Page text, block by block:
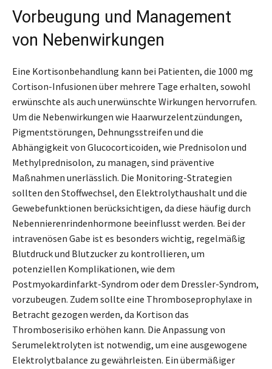
Vorbeugung und Management
von Nebenwirkungen
Eine Kortisonbehandlung kann bei Patienten, die 1000 mg
Cortison-Infusionen über mehrere Tage erhalten, sowohl
erwünschte als auch unerwünschte Wirkungen hervorrufen.
Um die Nebenwirkungen wie Haarwurzelentzündungen,
Pigmentstörungen, Dehnungsstreifen und die
Abhängigkeit von Glucocorticoiden, wie Prednisolon und
Methylprednisolon, zu managen, sind präventive
Maßnahmen unerlässlich. Die Monitoring-Strategien
sollten den Stoffwechsel, den Elektrolythaushalt und die
Gewebefunktionen berücksichtigen, da diese häufig durch
Nebennierenrindenhormone beeinflusst werden. Bei der
intravenösen Gabe ist es besonders wichtig, regelmäßig
Blutdruck und Blutzucker zu kontrollieren, um
potenziellen Komplikationen, wie dem
Postmyokardinfarkt-Syndrom oder dem Dressler-Syndrom,
vorzubeugen. Zudem sollte eine Thromboseprophylaxe in
Betracht gezogen werden, da Kortison das
Thromboserisiko erhöhen kann. Die Anpassung von
Serumelektrolyten ist notwendig, um eine ausgewogene
Elektrolytbalance zu gewährleisten. Ein übermäßiger